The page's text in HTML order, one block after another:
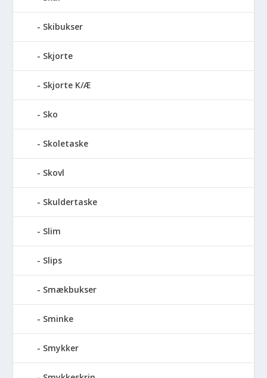
Skibukser
Skjorte
Skjorte K/Æ
Sko
Skoletaske
Skovl
Skuldertaske
Slim
Slips
Smækbukser
Sminke
Smykker